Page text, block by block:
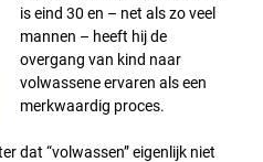
is eind 30 en – net als zo veel
mannen – heeft hij de
overgang van kind naar
volwassene ervaren als een
merkwaardig proces.
dat “volwassen” eigenlijk niet